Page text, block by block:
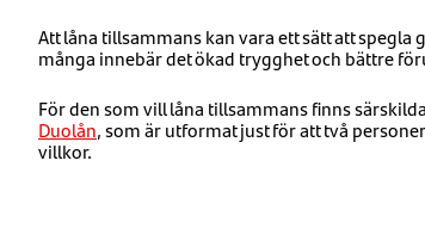
Att låna tillsammans kan vara ett sätt att
många innebär det ökad trygghet och bättre
För den som vill låna tillsammans finns
Duolån, som är utformat just för att två
villkor.